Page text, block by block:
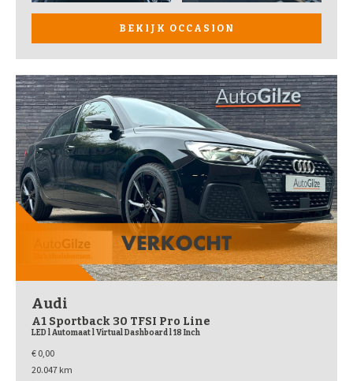
BEKIJK OCCASION
Audi
A1 Sportback 30 TFSI Pro Line
LED l Automaat l Virtual Dashboard l 18 Inch
€ 0,00
20.047 km